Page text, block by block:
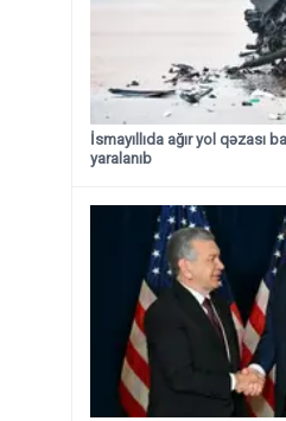
İsmayıllıda ağır yol qəzası
yaralanıb